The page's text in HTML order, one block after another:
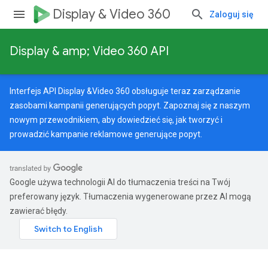
Display & Video 360 Zaloguj się
Display & amp; Video 360 API
Interfejs API Display &Video 360 obsługuje teraz zarządzanie
zasobami kampanii generujących popyt. Zapoznaj się z naszym
nowym przewodnikiem, aby dowiedzieć się, jak tworzyć i
prowadzić kampanie reklamowe generujące popyt.
Google używa technologii AI do tłumaczenia treści na Twój
preferowany język. Tłumaczenia wygenerowane przez AI mogą
zawierać błędy.